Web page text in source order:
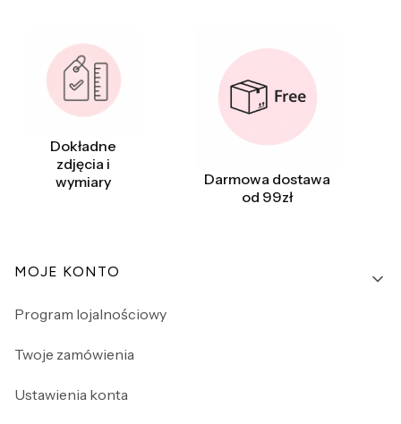
Dokładne
zdjęcia i
wymiary
Darmowa dostawa
od 99zł
Linki w stopce
MOJE KONTO
Program lojalnościowy
Twoje zamówienia
Ustawienia konta